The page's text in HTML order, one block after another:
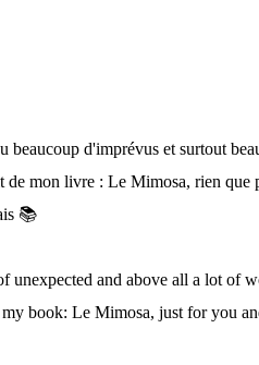
beaucoup d'imprévus et surtout
de mon livre : Le Mimosa, rien que
📚
unexpected and above all a lot of
book: Le Mimosa, just for you